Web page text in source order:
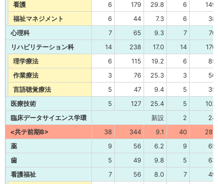
看護
6 179 29.8 6
149
福祉マネジメント
6 44 7.3 6
38
心理科
7 65 9.3 7
70
リハビリテーション科
14 238 17.0 14
170
理学療法
6 115 19.2 6
85
作業療法
3 76 25.3 3
50
言語聴覚療法
5 47 9.4 5
35
医療技術
5 127 25.4 5
102
臨床データサイエンス学環
新設 2
24
<共テ前期B>
38 344 9.1 40
287
薬
9 56 6.2 9
65
歯
5 49 9.8 5
63
看護福祉
7 56 8.0 7
49